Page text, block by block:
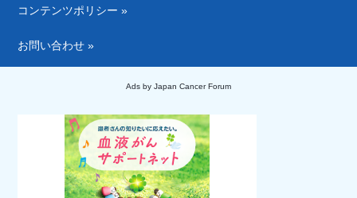
コンテンツポリシー »
お問い合わせ »
Ads by Japan Cancer Forum